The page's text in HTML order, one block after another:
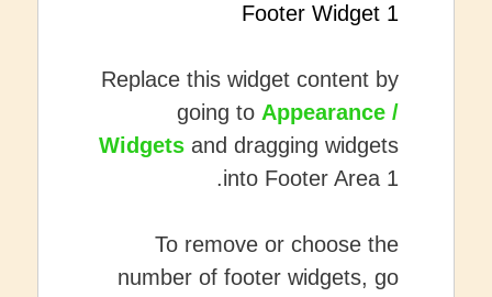
Footer Widget 1
Replace this widget content by
going to Appearance /
Widgets and dragging widgets
into Footer Area 1.
To remove or choose the
number of footer widgets, go